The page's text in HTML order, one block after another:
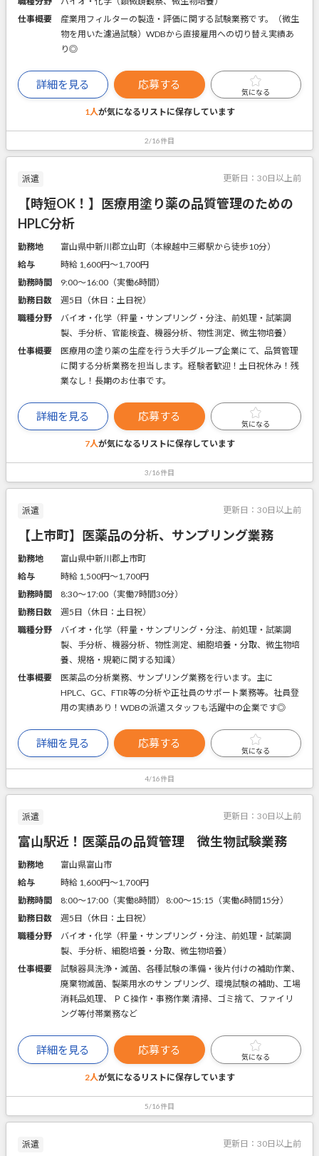
仕事概要
産業用フィルターの製造・評価に関する試験業務です。（微生
物を用いた濾過試験）WDBから直接雇用への切り替え実績あ
り◎
詳細を見る 応募する
気になる
1人が気になるリストに保存しています
2/16件目
派遣 更新日： 30日以上前
【時短OK！】医療用塗り薬の品質管理のための
HPLC分析
勤務地
富山県中新川郡立山町（本線越中三郷駅から徒歩10分）
給与
時給 1,600円〜1,700円
勤務時間
9:00～16:00（実働6時間）
勤務日数
週5日（休日：土日祝）
職種分野
バイオ・化学（秤量・サンプリング・分注、前処理・試薬調
製、手分析、官能検査、機器分析、物性測定、微生物培養）
仕事概要
医療用の塗り薬の生産を行う大手グループ企業にて、品質管理
に関する分析業務を担当します。経験者歓迎！土日祝休み！残
業なし！長期のお仕事です。
詳細を見る 応募する
気になる
7人が気になるリストに保存しています
3/16件目
派遣 更新日： 30日以上前
【上市町】医薬品の分析、サンプリング業務
勤務地
富山県中新川郡上市町
給与
時給 1,500円〜1,700円
勤務時間
8:30～17:00（実働7時間30分）
勤務日数
週5日（休日：土日祝）
職種分野
バイオ・化学（秤量・サンプリング・分注、前処理・試薬調
製、手分析、機器分析、物性測定、細胞培養・分取、微生物培
養、規格・規範に関する知識）
仕事概要
医薬品の分析業務、サンプリング業務を行います。主に
HPLC、GC、FTIR等の分析や正社員のサポート業務等。社員登
用の実績あり！WDBの派遣スタッフも活躍中の企業です◎
詳細を見る 応募する
気になる
4/16件目
派遣 更新日： 30日以上前
富山駅近！医薬品の品質管理 微生物試験業務
勤務地
富山県富山市
給与
時給 1,600円〜1,700円
勤務時間
8:00～17:00（実働8時間） 8:00～15:15（実働6時間15分）
勤務日数
週5日（休日：土日祝）
職種分野
バイオ・化学（秤量・サンプリング・分注、前処理・試薬調
製、手分析、細胞培養・分取、微生物培養）
仕事概要
試験器具洗浄・滅菌、各種試験の準備・後片付けの補助作業、
廃棄物滅菌、製薬用水のサン プリング、環境試験の補助、工場
消耗品処理、 ＰＣ操作・事務作業 清掃、ゴミ捨て、ファイリ
ング等付帯業務など
詳細を見る 応募する
気になる
2人が気になるリストに保存しています
5/16件目
派遣 更新日： 30日以上前